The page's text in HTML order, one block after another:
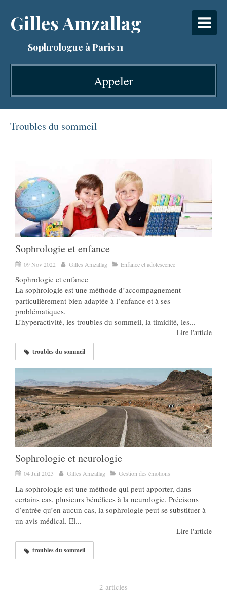
Gilles Amzallag
Sophrologue à Paris 11
Appeler
Troubles du sommeil
Sophrologie et enfance
09 Nov 2022 Gilles Amzallag Enfance et adolescence
Sophrologie et enfance
La sophrologie est une méthode d’accompagnement
particulièrement bien adaptée à l’enfance et à ses
problématiques.
L’hyperactivité, les troubles du sommeil, la timidité, les...
Lire l'article
troubles du sommeil
Sophrologie et neurologie
04 Juil 2023 Gilles Amzallag Gestion des émotions
La sophrologie est une méthode qui peut apporter, dans
certains cas, plusieurs bénéfices à la neurologie. Précisons
d’entrée qu’en aucun cas, la sophrologie peut se substituer à
un avis médical. El...
Lire l'article
troubles du sommeil
2 articles